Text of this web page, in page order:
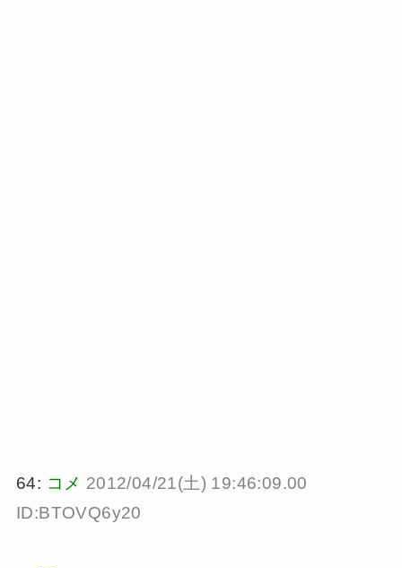
64: コメ 2012/04/21(土) 19:46:09.00
ID:BTOVQ6y20